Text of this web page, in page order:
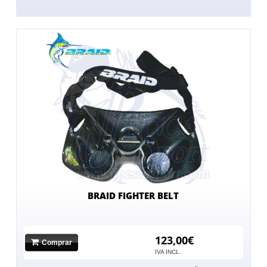
BRAID FIGHTER BELT
Comprar 123,00€
IVA INCL.